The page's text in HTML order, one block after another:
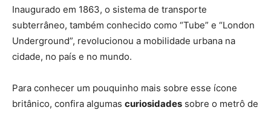
Inaugurado em 1863, o sistema de transporte
subterrâneo, também conhecido como “Tube” e “London
Underground”, revolucionou a mobilidade urbana na
cidade, no país e no mundo.
Para conhecer um pouquinho mais sobre esse ícone
britânico, confira algumas curiosidades sobre o metrô de